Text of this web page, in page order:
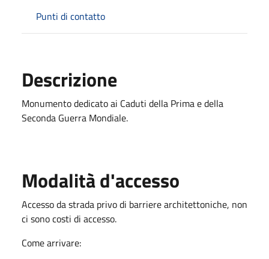
Punti di contatto
Descrizione
Monumento dedicato ai Caduti della Prima e della
Seconda Guerra Mondiale.
Modalità d'accesso
Accesso da strada privo di barriere architettoniche, non
ci sono costi di accesso.
Come arrivare: